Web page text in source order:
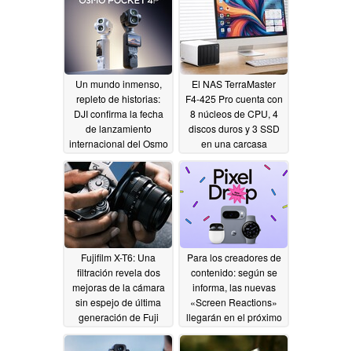
Un mundo inmenso,
repleto de historias:
DJI confirma la fecha
de lanzamiento
internacional del Osmo
06/24/2026
El NAS TerraMaster
F4-425 Pro cuenta con
8 núcleos de CPU, 4
discos duros y 3 SSD
en una carcasa
06/23/2026
Fujifilm X-T6: Una
filtración revela dos
mejoras de la cámara
sin espejo de última
generación de Fuji
06/18/2026
Para los creadores de
contenido: según se
informa, las nuevas
«Screen Reactions»
llegarán en el próximo
06/16/2026